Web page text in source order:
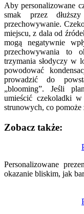
Aby personalizowane
smak przez
przechowywanie.
miejscu, z dala od
mogą negatywnie
przechowywania to
trzymania słodyczy w
powodować
prowadzić do
„blooming”. Jeśli
umieścić czekoladki
strunowych, co pomoże
Zobacz także:
Personalizowane
okazanie bliskim, jak
wpisu